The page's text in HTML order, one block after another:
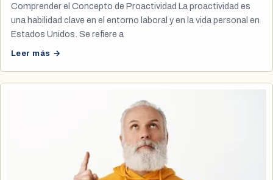
Comprender el Concepto de Proactividad La proactividad es
una habilidad clave en el entorno laboral y en la vida personal en
Estados Unidos. Se refiere a
Leer más →